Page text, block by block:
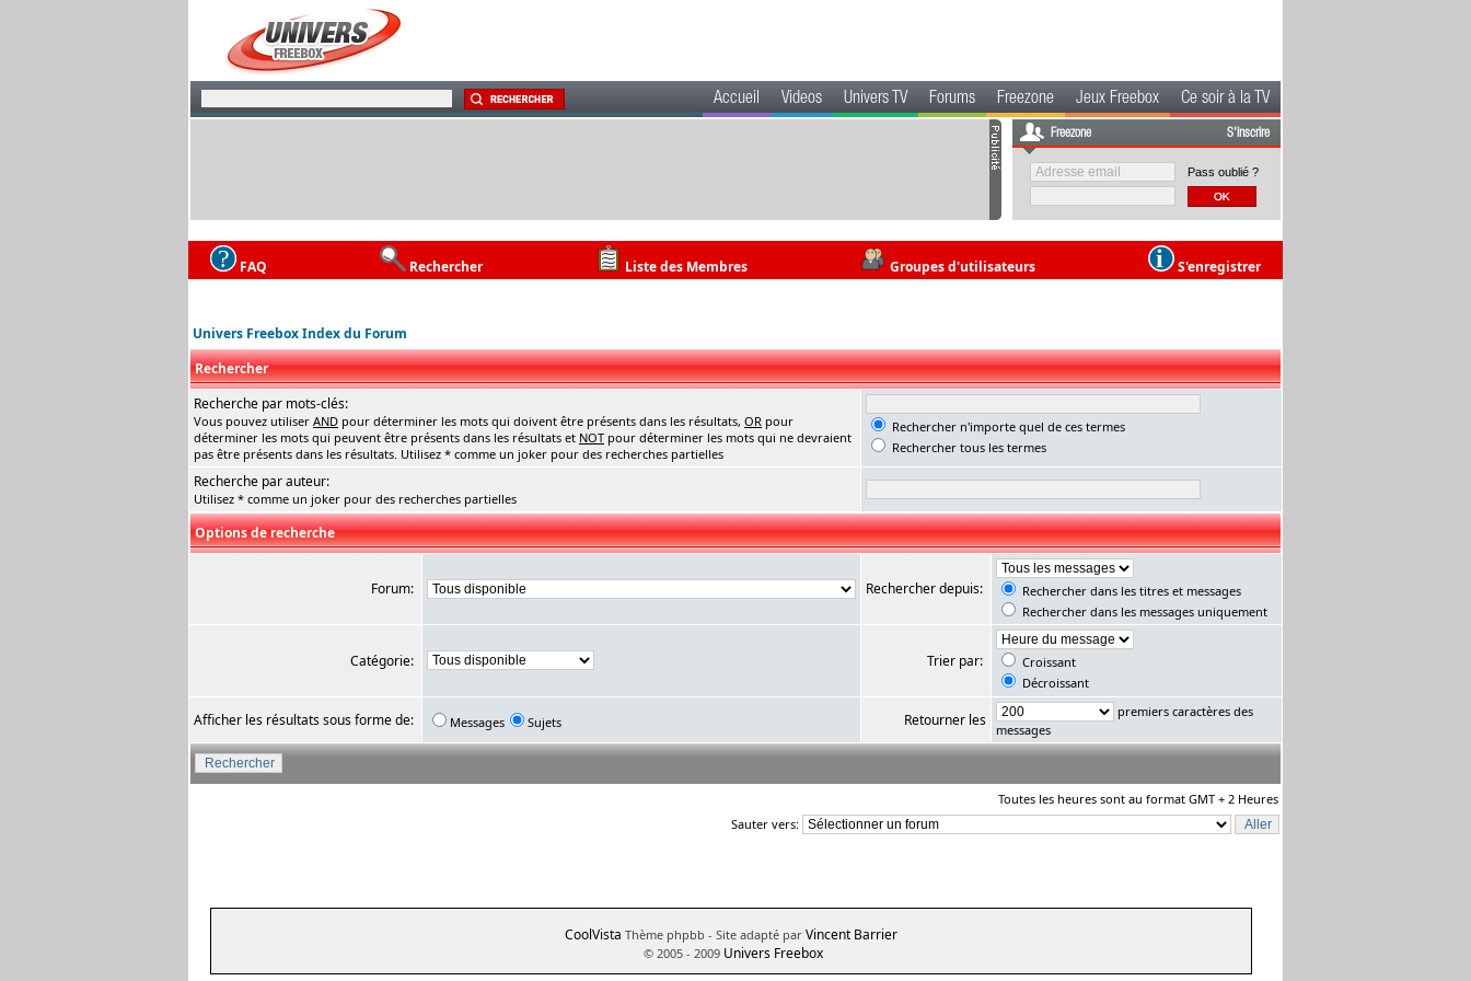
Accueil Videos Univers TV Forums Freezone Jeux Freebox Ce soir à la TV
Freezone S'inscrire
Pass oublié ?
FAQ Rechercher Liste des Membres Groupes d'utilisateurs S'enregistrer
Univers Freebox Index du Forum
Rechercher
Recherche par mots-clés:
Vous pouvez utiliser AND pour déterminer les mots qui doivent être présents dans les résultats, OR pour
déterminer les mots qui peuvent être présents dans les résultats et NOT pour déterminer les mots qui ne devraient
pas être présents dans les résultats. Utilisez * comme un joker pour des recherches partielles
Rechercher n'importe quel de ces termes
Rechercher tous les termes
Recherche par auteur:
Utilisez * comme un joker pour des recherches partielles
Options de recherche
Forum: Rechercher depuis:
Rechercher dans les titres et messages
Rechercher dans les messages uniquement
Catégorie: Trier par:
Croissant
Décroissant
Afficher les résultats sous forme de: Messages Sujets Retourner les
premiers caractères des
messages
Toutes les heures sont au format GMT + 2 Heures
Sauter vers:
CoolVista Thème phpbb - Site adapté par Vincent Barrier
© 2005 - 2009 Univers Freebox